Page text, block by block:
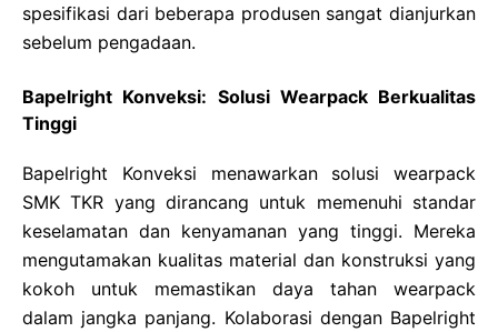
spesifikasi dari beberapa produsen sangat dianjurkan
sebelum pengadaan.
Bapelright Konveksi: Solusi Wearpack Berkualitas
Tinggi
Bapelright Konveksi menawarkan solusi wearpack
SMK TKR yang dirancang untuk memenuhi standar
keselamatan dan kenyamanan yang tinggi. Mereka
mengutamakan kualitas material dan konstruksi yang
kokoh untuk memastikan daya tahan wearpack
dalam jangka panjang. Kolaborasi dengan Bapelright